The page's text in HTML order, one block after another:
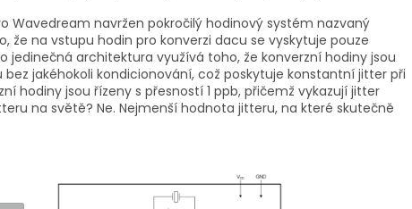
Wavedream navržen pokročilý hodinový systém nazvaný
že na vstupu hodin pro konverzi dacu se vyskytuje pouze
architektura využívá toho, že konverzní hodiny jsou
jakéhokoli kondicionování, což poskytuje konstantní jitter při
hodiny jsou řízeny s přesností 1 ppb, přičemž vykazují jitter
na světě? Ne. Nejmenší hodnota jitteru, na které skutečně